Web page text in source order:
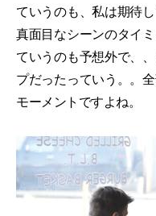
ていうのも、私は期待
真面目なシーンのタイ
ていうのも予想外で、
プだったっていう。。
モーメントですよね。